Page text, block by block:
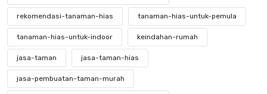
rekomendasi-tanaman-hias tanaman-hias-untuk-pemula
tanaman-hias-untuk-indoor keindahan-rumah
jasa-taman jasa-taman-hias
jasa-pembuatan-taman-murah